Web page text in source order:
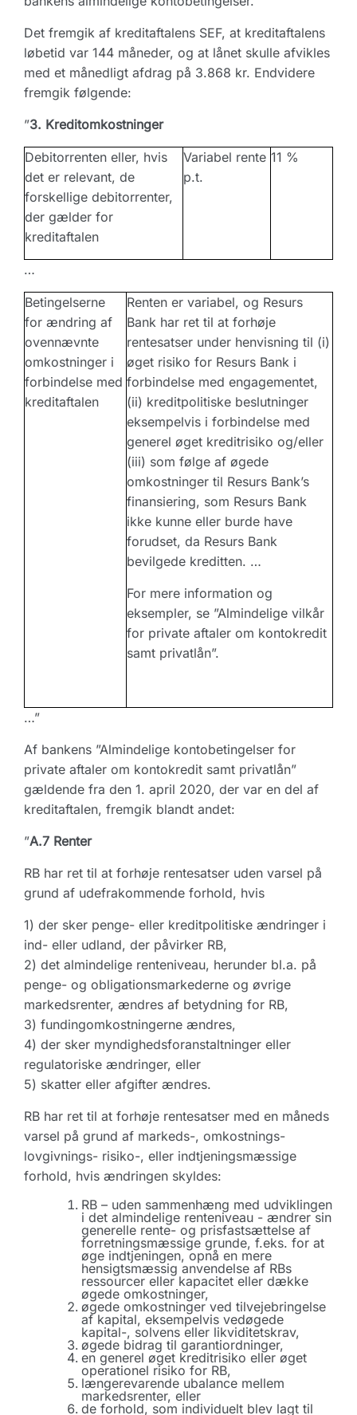
Det fremgik af kreditaftalens SEF, at kreditaftalens
løbetid var 144 måneder, og at lånet skulle afvikles
med et månedligt afdrag på 3.868 kr. Endvidere
fremgik følgende:
”3. Kreditomkostninger
Debitorrenten eller, hvis
det er relevant, de
forskellige debitorrenter,
der gælder for
kreditaftalen
Variabel rente
p.t.
11 %
…
Betingelserne
for ændring af
ovennævnte
omkostninger i
forbindelse med
kreditaftalen
Renten er variabel, og Resurs
Bank har ret til at forhøje
rentesatser under henvisning til (i)
øget risiko for Resurs Bank i
forbindelse med engagementet,
(ii) kreditpolitiske beslutninger
eksempelvis i forbindelse med
generel øget kreditrisiko og/eller
(iii) som følge af øgede
omkostninger til Resurs Bank’s
finansiering, som Resurs Bank
ikke kunne eller burde have
forudset, da Resurs Bank
bevilgede kreditten. …
For mere information og
eksempler, se ”Almindelige vilkår
for private aftaler om kontokredit
samt privatlån”.
…”
Af bankens ”Almindelige kontobetingelser for
private aftaler om kontokredit samt privatlån”
gældende fra den 1. april 2020, der var en del af
kreditaftalen, fremgik blandt andet:
”A.7 Renter
RB har ret til at forhøje rentesatser uden varsel på
grund af udefrakommende forhold, hvis
1) der sker penge- eller kreditpolitiske ændringer i
ind- eller udland, der påvirker RB,
2) det almindelige renteniveau, herunder bl.a. på
penge- og obligationsmarkederne og øvrige
markedsrenter, ændres af betydning for RB,
3) fundingomkostningerne ændres,
4) der sker myndighedsforanstaltninger eller
regulatoriske ændringer, eller
5) skatter eller afgifter ændres.
RB har ret til at forhøje rentesatser med en måneds
varsel på grund af markeds-, omkostnings-
lovgivnings- risiko-, eller indtjeningsmæssige
forhold, hvis ændringen skyldes:
RB – uden sammenhæng med udviklingen
i det almindelige renteniveau - ændrer sin
generelle rente- og prisfastsættelse af
forretningsmæssige grunde, f.eks. for at
øge indtjeningen, opnå en mere
hensigtsmæssig anvendelse af RBs
ressourcer eller kapacitet eller dække
øgede omkostninger,
øgede omkostninger ved tilvejebringelse
af kapital, eksempelvis vedøgede
kapital-, solvens eller likviditetskrav,
øgede bidrag til garantiordninger,
en generel øget kreditrisiko eller øget
operationel risiko for RB,
længerevarende ubalance mellem
markedsrenter, eller
de forhold, som individuelt blev lagt til